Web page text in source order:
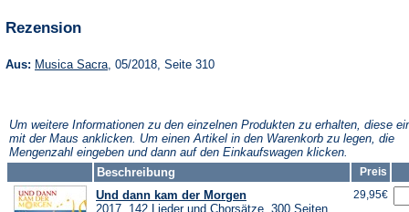
Rezension
Aus: Musica Sacra(Öffnet
, 05/2018, Seite 310
Um weitere Informationen zu den einzelnen Produkten zu erhalten, diese
mit der Maus anklicken. Um einen Artikel in den Warenkorb zu legen, die
Mengenzahl eingeben und dann auf den Einkaufswagen klicken.
Beschreibung
Preis
Und dann kam der Morgen
2017, 142 Lieder und Chorsätze, 300 Seiten,
29,95€